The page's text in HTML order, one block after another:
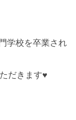
学校を卒業され
だきます♥